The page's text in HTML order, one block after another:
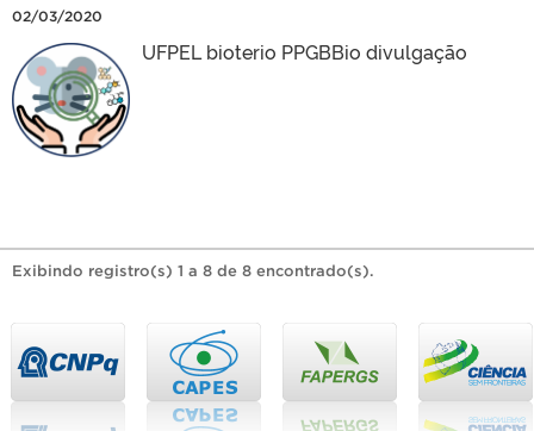
02/03/2020
UFPEL bioterio PPGBBio divulgação
Exibindo registro(s) 1 a 8 de 8 encontrado(s).